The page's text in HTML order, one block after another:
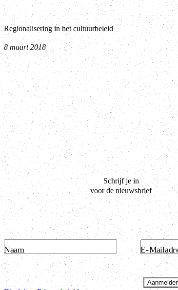
Regionalisering in het cultuurbeleid
8 maart 2018
Schrijf je in
voor de nieuwsbrief
Naam E-